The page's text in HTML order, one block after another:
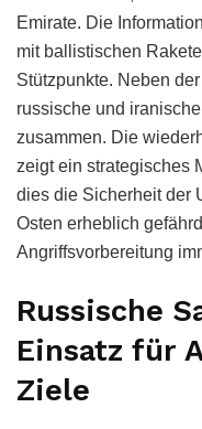
Emirate. Die
mit ballistischen
Stützpunkte. Neben
russische und
zusammen. Die
zeigt ein strategisches
dies die Sicherheit der
Osten erheblich
Angriffsvorbereitung
Russische
Einsatz für
Ziele